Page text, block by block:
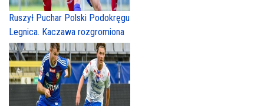
Ruszył Puchar Polski Podokręgu
Legnica. Kaczawa rozgromiona